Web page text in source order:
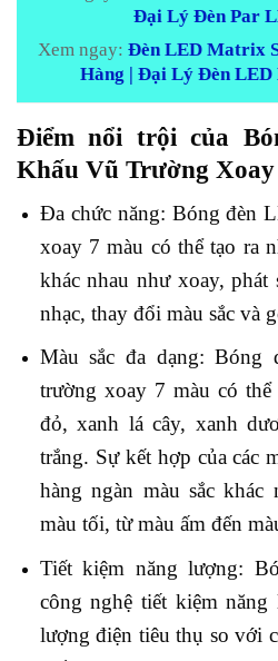
Đại Lý Đèn Par
Xem ngay: Đèn LED Matrix
Hàng | Đại Lý Đèn
Điểm nổi trội của
Khấu Vũ Trường
Đa chức năng: Bóng đèn
xoay 7 màu có thể tạo ra
khác nhau như xoay, phát
nhạc, thay đổi màu sắc và
Màu sắc đa dạng: Bóng
trường xoay 7 màu có
đỏ, xanh lá cây, xanh
trắng. Sự kết hợp của các
hàng ngàn màu sắc khác
màu tối, từ màu ấm đến
Tiết kiệm năng lượng:
công nghệ tiết kiệm
lượng điện tiêu thụ so với